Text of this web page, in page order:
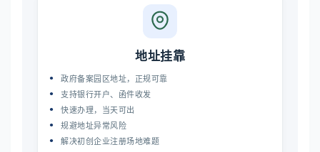
地址挂靠
政府备案园区地址，正规可靠
支持银行开户、函件收发
快速办理，当天可出
规避地址异常风险
解决初创企业注册场地难题